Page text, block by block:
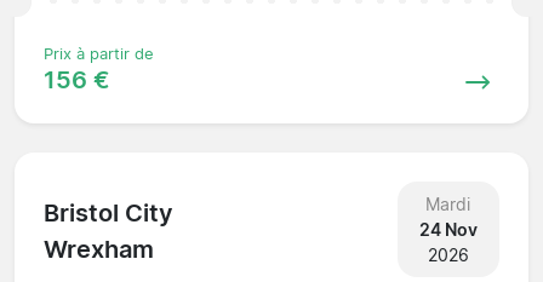
Prix à partir de
156 €
Bristol City
Wrexham
Mardi
24 Nov
2026